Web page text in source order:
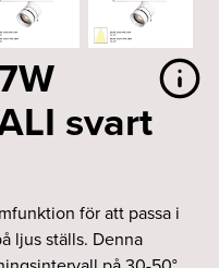
svart
för att passa i
ljus ställs. Denna